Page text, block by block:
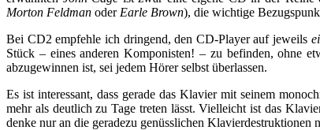
Morton Feldman oder Earle Brown), die wichtige
Bei CD2 empfehle ich dringend, den CD-Player auf jeweils
Stück – eines anderen Komponisten! – zu befinden, ohne
abzugewinnen ist, sei jedem Hörer selbst überlassen.
Es ist interessant, dass gerade das Klavier mit seinem
mehr als deutlich zu Tage treten lässt. Vielleicht ist das
denke nur an die geradezu genüsslichen Klavierdestruktionen